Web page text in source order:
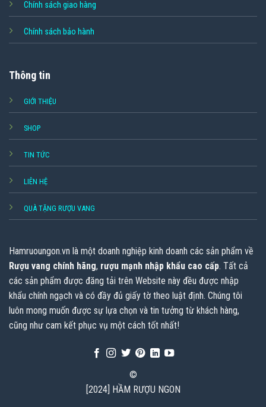
Chính sách giao hàng
Chính sách bảo hành
Thông tin
GIỚI THIỆU
SHOP
TIN TỨC
LIÊN HỆ
QUÀ TẶNG RƯỢU VANG
Hamruoungon.vn là một doanh nghiệp kinh doanh các sản phẩm về
Rượu vang chính hãng, rượu mạnh nhập khẩu cao cấp. Tất cả
các sản phẩm được đăng tải trên Website này đều được nhập
khẩu chính ngạch và có đầy đủ giấy tờ theo luật định. Chúng tôi
luôn mong muốn được sự lựa chọn và tin tưởng từ khách hàng,
cũng như cam kết phục vụ một cách tốt nhất!
©
[2024] HẦM RƯỢU NGON